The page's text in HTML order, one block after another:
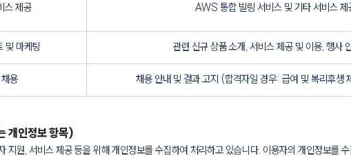
스 제공 AWS 통합 빌링 서비스 및 기타 서비스
및 마케팅 관련 신규 상품 소개, 서비스 제공 및 이용, 행사
채용 채용 안내 및 결과 고지 (합격자일 경우: 급여 및 복리후생
개인정보 항목)
지원, 서비스 제공 등을 위해 개인정보를 수집하여 처리하고 있습니다. 이용자의 개인정보를